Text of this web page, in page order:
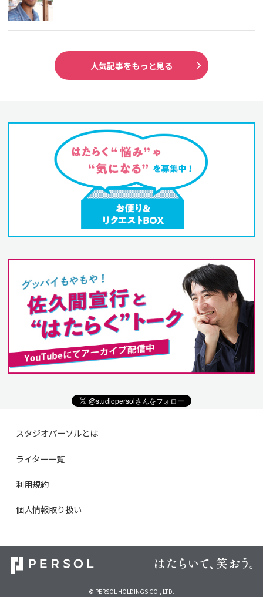
人気記事をもっと見る
スタジオパーソルとは
ライター一覧
利用規約
個人情報取り扱い
© PERSOL HOLDINGS CO., LTD.